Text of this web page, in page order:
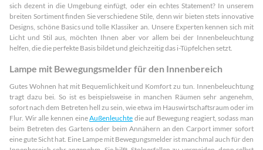
sich dezent in die Umgebung einfügt, oder ein echtes Statement? In unserem
breiten Sortiment finden Sie verschiedene Stile, denn wir bieten stets innovative
Designs, schöne Basics und tolle Klassiker an. Unsere Experten kennen sich mit
Licht und Stil aus, möchten Ihnen aber vor allem bei der Innenbeleuchtung
helfen, die die perfekte Basis bildet und gleichzeitig das i-Tüpfelchen setzt.
Lampe mit Bewegungsmelder für den Innenbereich
Gutes Wohnen hat mit Bequemlichkeit und Komfort zu tun. Innenbeleuchtung
tragt dazu bei. So ist es beispielsweise in manchen Räumen sehr angenehm,
sofort nach dem Betreten hell zu sein, wie etwa im Hauswirtschaftsraum oder im
Flur. Wir alle kennen eineAußenleuchte die auf Bewegung reagiert, sodass man
beim Betreten des Gartens oder beim Annähern an den Carport immer sofort
eine gute Sicht hat. Eine Lampe mit Bewegungsmelder ist manchmal auch für den